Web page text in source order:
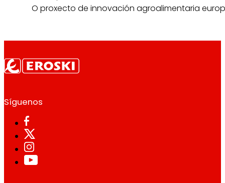
O proxecto de innovación agroalimentaria
Síguenos